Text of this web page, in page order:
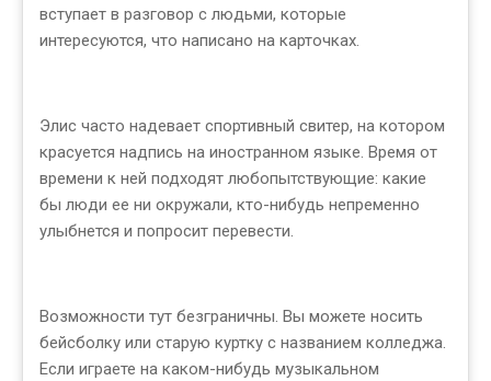
вступает в разговор с людьми, которые
интересуются, что написано на карточках.
Элис часто надевает спортивный свитер, на котором
красуется надпись на иностранном языке. Время от
времени к ней подходят любопытствующие: какие
бы люди ее ни окружали, кто-нибудь непременно
улыбнется и попросит перевести.
Возможности тут безграничны. Вы можете носить
бейсболку или старую куртку с названием колледжа.
Если играете на каком-нибудь музыкальном